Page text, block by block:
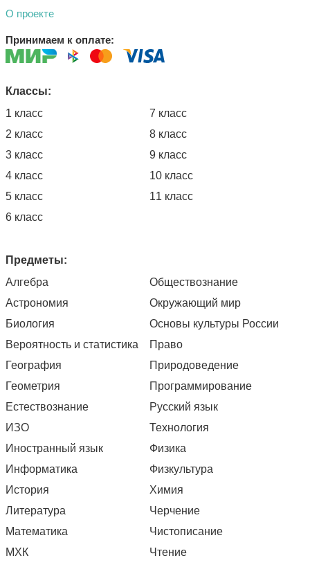
О проекте
Принимаем к оплате:
Классы:
1 класс
2 класс
3 класс
4 класс
5 класс
6 класс
7 класс
8 класс
9 класс
10 класс
11 класс
Предметы:
Алгебра
Астрономия
Биология
Вероятность и статистика
География
Геометрия
Естествознание
ИЗО
Иностранный язык
Информатика
История
Литература
Математика
МХК
Обществознание
Окружающий мир
Основы культуры России
Право
Природоведение
Программирование
Русский язык
Технология
Физика
Физкультура
Химия
Черчение
Чистописание
Чтение